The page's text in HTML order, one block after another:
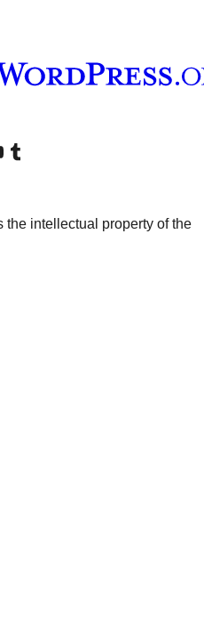
લો અમારા Tumblr એકાઉન્ટની મુલાકાત લો
intellectual property of the